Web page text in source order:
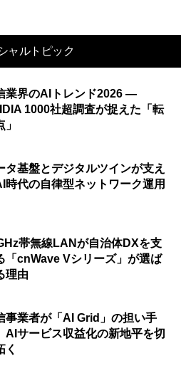
ャルトピック
業界のAIトレンド2026 ―
1000社超調査が捉えた「転
タ基盤とデジタルツインが支え
時代の自律型ネットワーク運用
帯無線LANが自治体DXを支
「cnWave Vシリーズ」が選ば
理由
事業者が「AI Grid」の担い手
サービス収益化の新地平を切
く